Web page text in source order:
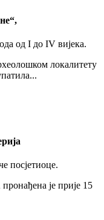
од I до IV вијека.
локалитету
посјетиоце.
је прије 15